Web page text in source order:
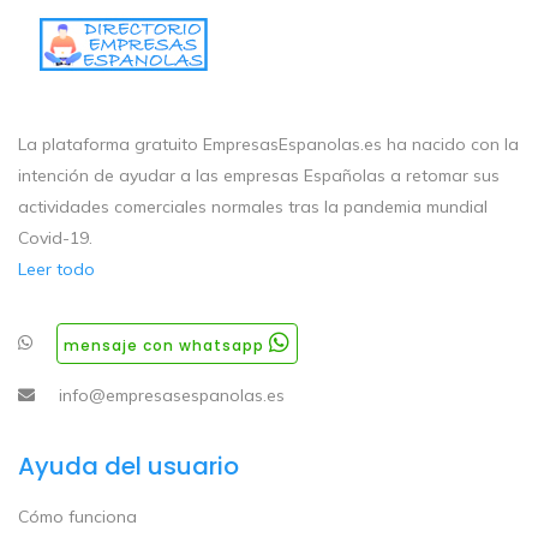
La plataforma gratuito EmpresasEspanolas.es ha nacido con la
intención de ayudar a las empresas Españolas a retomar sus
actividades comerciales normales tras la pandemia mundial
Covid-19.
Leer todo
mensaje con whatsapp
info@empresasespanolas.es
Ayuda del usuario
Cómo funciona